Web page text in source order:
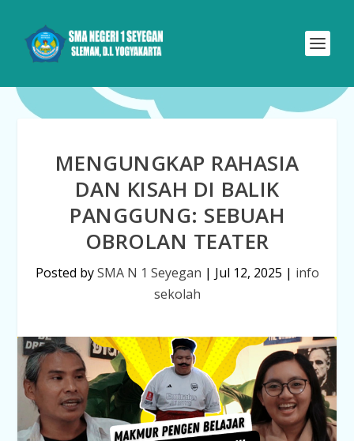
MENGUNGKAP RAHASIA
DAN KISAH DI BALIK
PANGGUNG: SEBUAH
OBROLAN TEATER
Posted bySMA N 1 Seyegan | Jul 12, 2025 | info
sekolah